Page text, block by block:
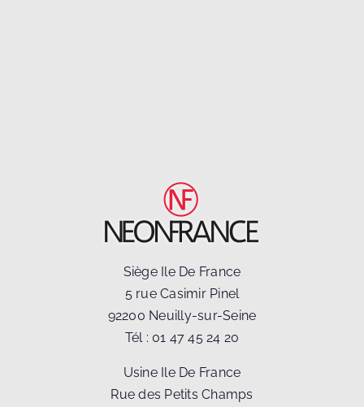
Siège Ile De France
5 rue Casimir Pinel
92200 Neuilly-sur-Seine
Tél : 01 47 45 24 20
Usine Ile De France
Rue des Petits Champs